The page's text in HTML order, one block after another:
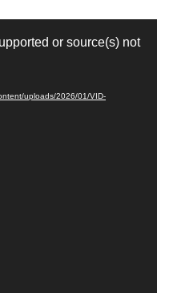
or source(s) not
uploads/2026/01/VID-